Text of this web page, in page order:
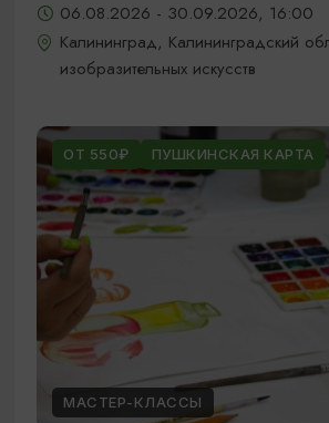
06.08.2026 - 30.09.2026, 16:00
Калининград, Калининградский
изобразительных искусств
ОТ 550₽ ПУШКИНСКАЯ КАРТА
МАСТЕР-КЛАССЫ